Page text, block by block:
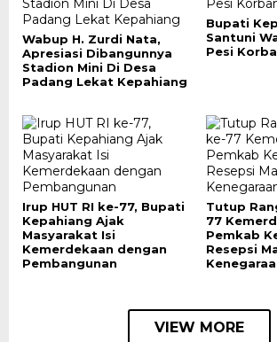
Wabup H. Zurdi Nata,
Apresiasi Dibangunnya
Stadion Mini Di Desa
Padang Lekat Kepahiang
Bupati
Santuni
Pesi
Irup HUT RI ke-77, Bupati
Kepahiang Ajak
Masyarakat Isi
Kemerdekaan dengan
Pembangunan
Tutup
77
Pemkab
Resepsi
VIEW MORE